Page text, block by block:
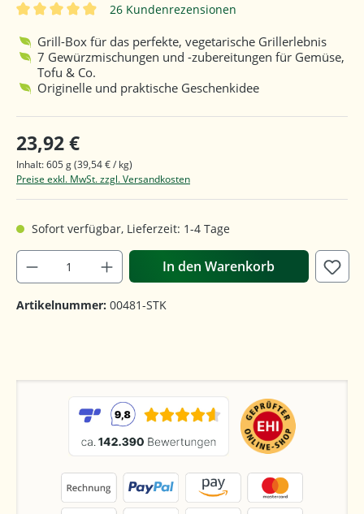
26 Kundenrezensionen
Grill-Box für das perfekte, vegetarische Grillerlebnis
7 Gewürzmischungen und -zubereitungen für Gemüse,
Tofu & Co.
Originelle und praktische Geschenkidee
23,92 €
Inhalt:605 g(39,54 € / kg)
Preise exkl. MwSt. zzgl. Versandkosten
Sofort verfügbar, Lieferzeit: 1-4 Tage
In den Warenkorb
Artikelnummer: 00481-STK